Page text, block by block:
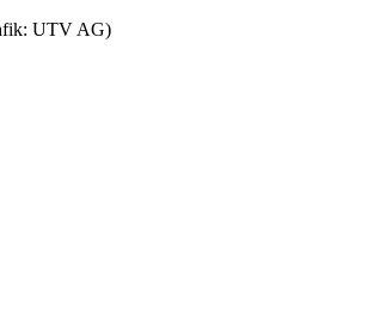
UTV AG)